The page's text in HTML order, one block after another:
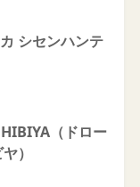
シセンハンテ
（ドロー
）